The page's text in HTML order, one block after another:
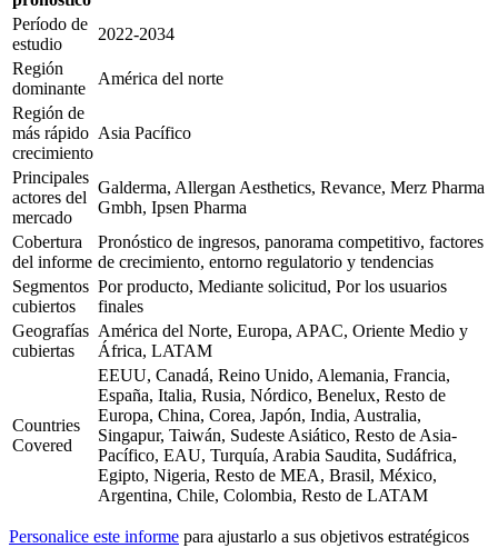
Período de
estudio
2022-2034
Región
dominante
América del norte
Región de
más rápido
crecimiento
Asia Pacífico
Principales
actores del
mercado
Galderma, Allergan Aesthetics, Revance, Merz Pharma
Gmbh, Ipsen Pharma
Cobertura
del informe
Pronóstico de ingresos, panorama competitivo, factores
de crecimiento, entorno regulatorio y tendencias
Segmentos
cubiertos
Por producto, Mediante solicitud, Por los usuarios
finales
Geografías
cubiertas
América del Norte, Europa, APAC, Oriente Medio y
África, LATAM
Countries
Covered
EEUU, Canadá, Reino Unido, Alemania, Francia,
España, Italia, Rusia, Nórdico, Benelux, Resto de
Europa, China, Corea, Japón, India, Australia,
Singapur, Taiwán, Sudeste Asiático, Resto de Asia-
Pacífico, EAU, Turquía, Arabia Saudita, Sudáfrica,
Egipto, Nigeria, Resto de MEA, Brasil, México,
Argentina, Chile, Colombia, Resto de LATAM
Personalice este informe para ajustarlo a sus objetivos estratégicos